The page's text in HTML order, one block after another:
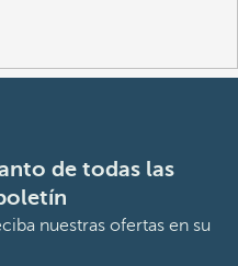
de todas las
nuestras ofertas en su